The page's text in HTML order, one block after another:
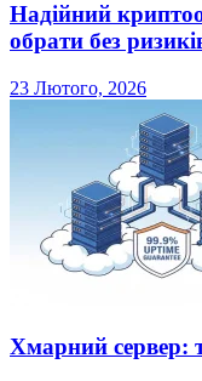
Надійний
обрати без
23 Лютого, 2026
Хмарний сервер: